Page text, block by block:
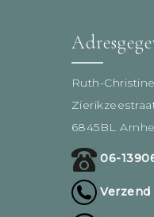
Ruth-
6845BL
06-
Verzend